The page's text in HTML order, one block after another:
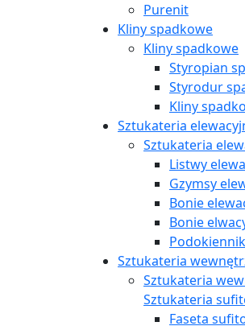
Purenit
Kliny spadkowe
Kliny spadkowe
Styropian
Styrodur
Kliny
Sztukateria
Sztukateria
Listwy
Gzymsy
Bonie
Bonie
Podokiennik
Sztukateria
Sztukateria
Sztukateria
Faseta